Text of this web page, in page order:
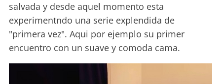
salvada y desde aquel momento esta
experimentndo una serie explendida de
"primera vez". Aqui por ejemplo su primer
encuentro con un suave y comoda cama.